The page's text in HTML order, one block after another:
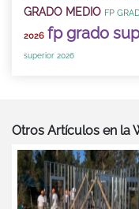
GRADO MEDIO FP
2026 fp grado
superior 2026
Otros Artículos en la